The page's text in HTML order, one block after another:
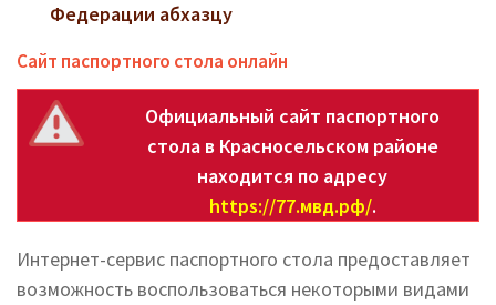
Федерации абхазцу
Сайт паспортного стола онлайн
Официальный сайт паспортного
стола в Красносельском районе
находится по адресу
https://77.мвд.рф/.
Интернет-сервис паспортного стола предоставляет
возможность воспользоваться некоторыми видами